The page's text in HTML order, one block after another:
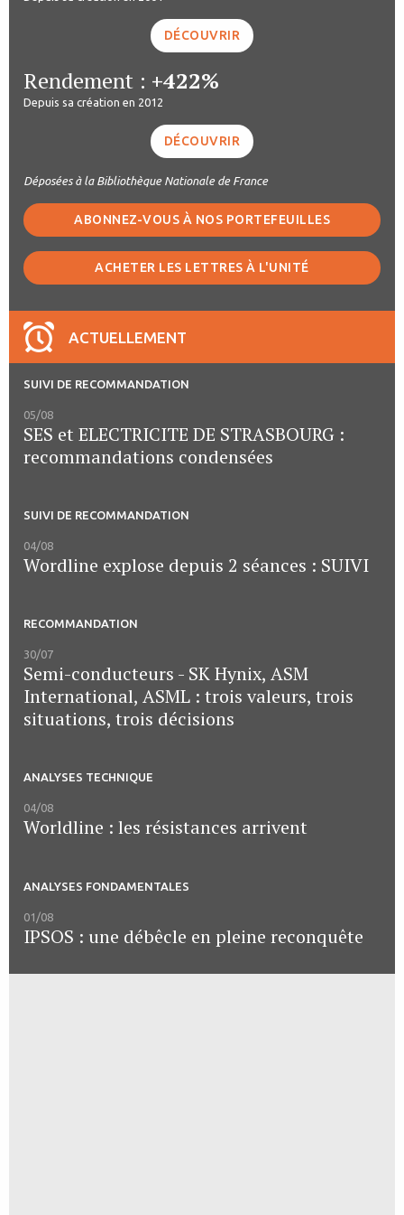
DÉCOUVRIR
Rendement : +422%
Depuis sa création en 2012
DÉCOUVRIR
Déposées à la Bibliothèque Nationale de France
ABONNEZ-VOUS À NOS PORTEFEUILLES
ACHETER LES LETTRES À L'UNITÉ
ACTUELLEMENT
SUIVI DE RECOMMANDATION
05/08
SES et ELECTRICITE DE STRASBOURG :
recommandations condensées
SUIVI DE RECOMMANDATION
04/08
Wordline explose depuis 2 séances : SUIVI
RECOMMANDATION
30/07
Semi-conducteurs - SK Hynix, ASM
International, ASML : trois valeurs, trois
situations, trois décisions
ANALYSES TECHNIQUE
04/08
Worldline : les résistances arrivent
ANALYSES FONDAMENTALES
01/08
IPSOS : une débêcle en pleine reconquête